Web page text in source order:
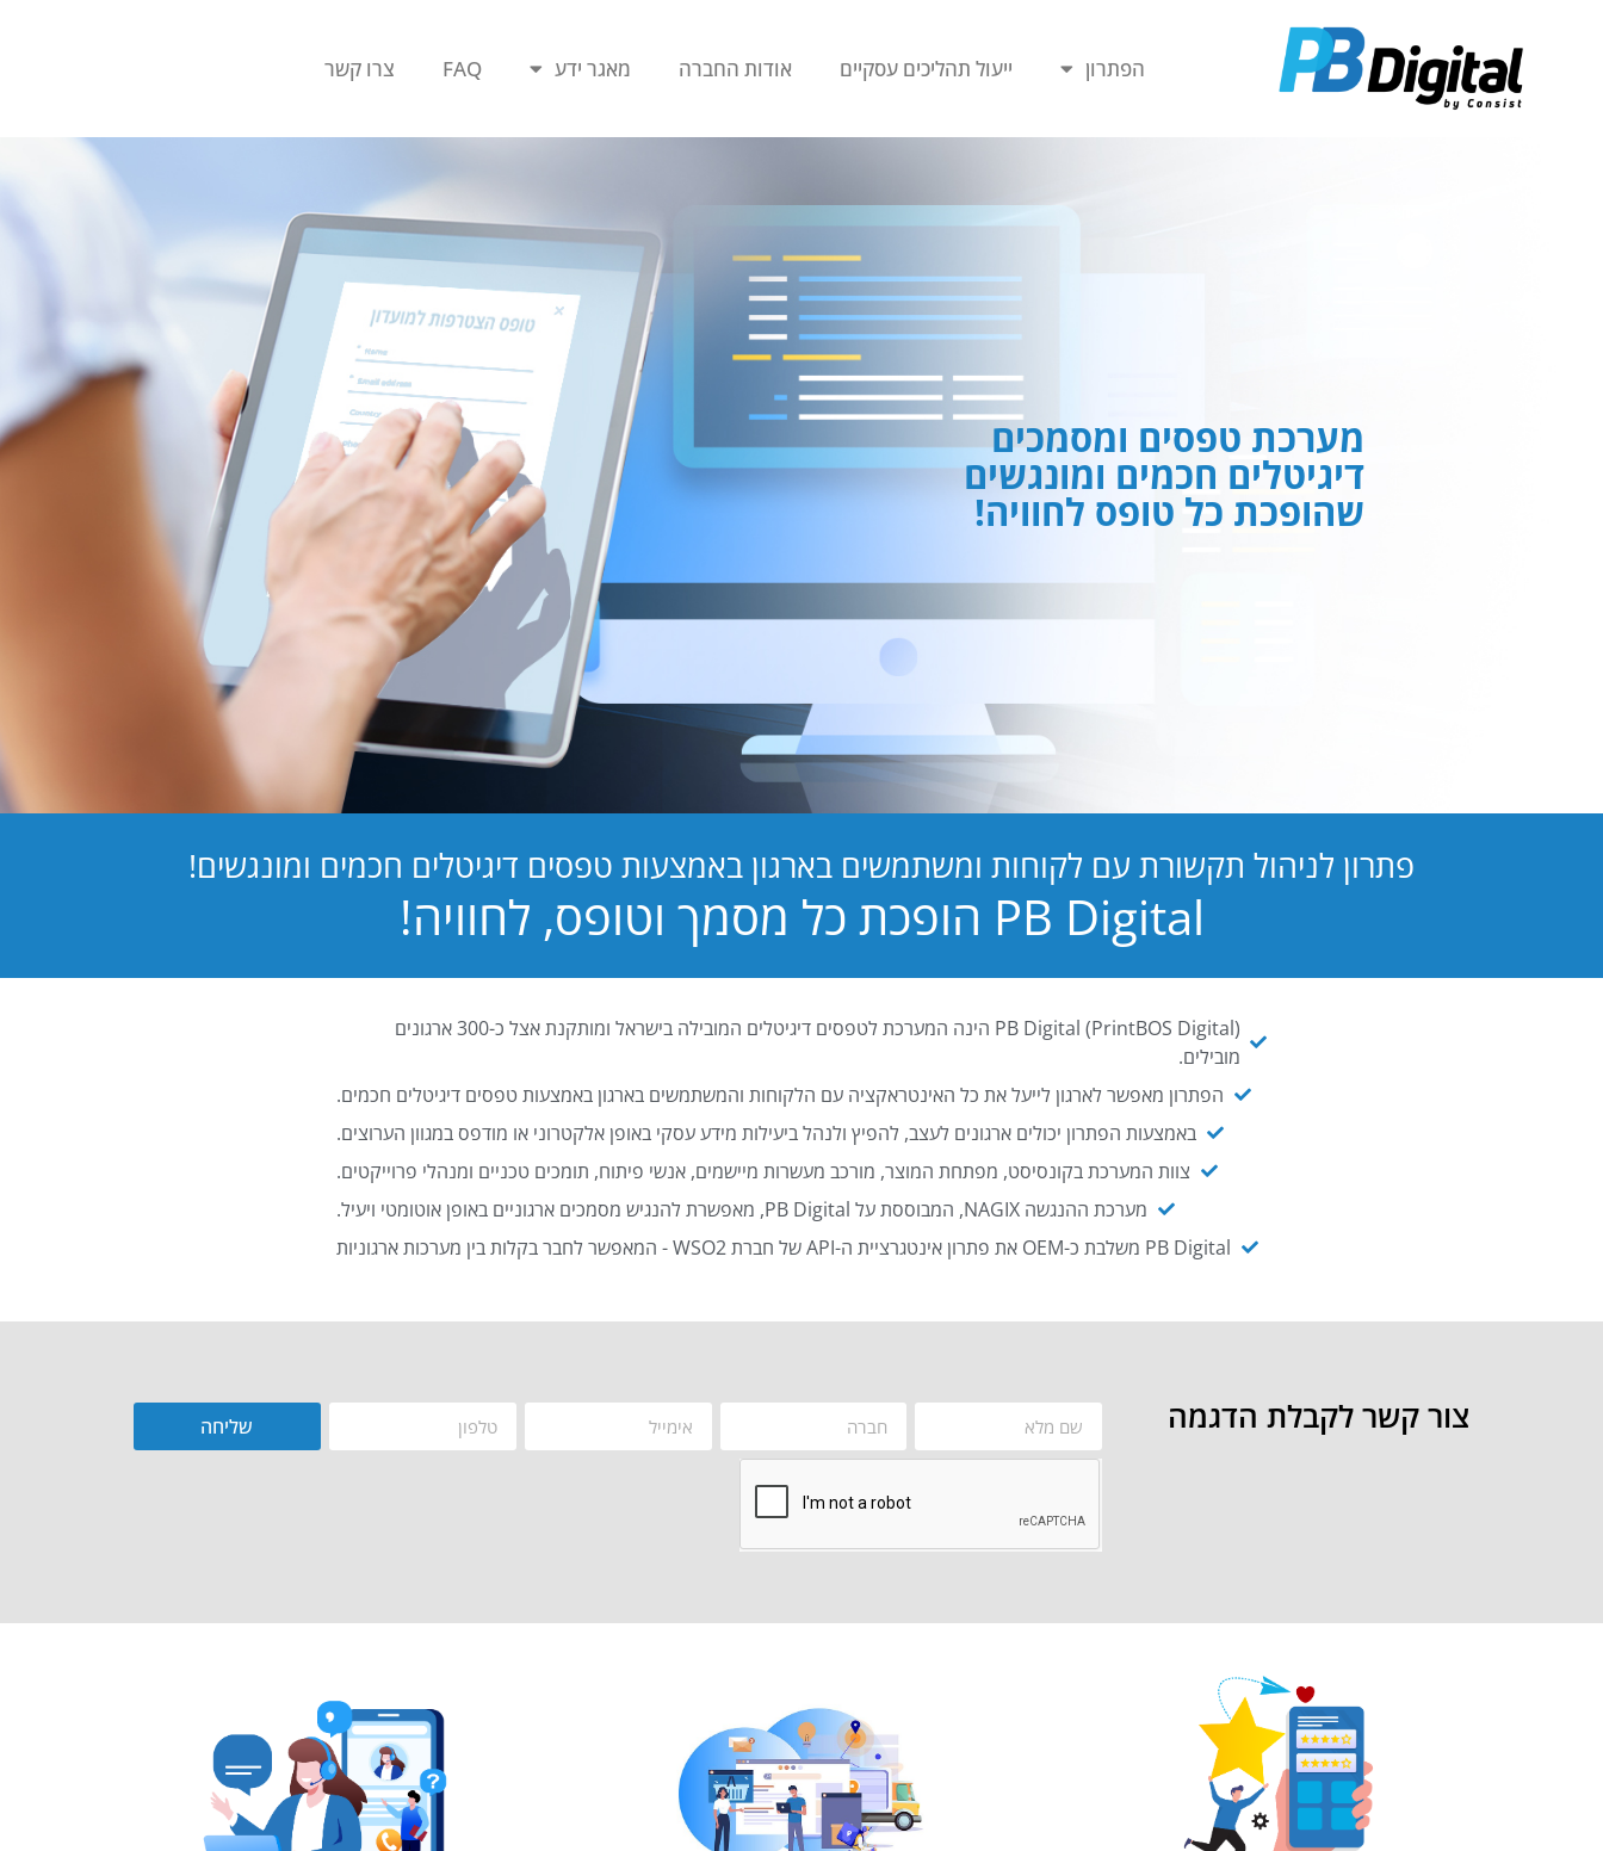
הפתרון ייעול תהליכים עסקיים אודות החברה מאגר ידע FAQ צרו קשר
מערכת טפסים ומסמכים
דיגיטלים חכמים ומונגשים
שהופכת כל טופס לחוויה!
פתרון לניהול תקשורת עם לקוחות ומשתמשים בארגון באמצעות טפסים דיגיטלים חכמים ומונגשים!
PB Digital הופכת כל מסמך וטופס, לחוויה!
PB Digital (PrintBOS Digital) הינה המערכת לטפסים דיגיטלים המובילה בישראל ומותקנת אצל כ-300 ארגונים
מובילים.
הפתרון מאפשר לארגון לייעל את כל האינטראקציה עם הלקוחות והמשתמשים בארגון באמצעות טפסים דיגיטלים חכמים.
באמצעות הפתרון יכולים ארגונים לעצב, להפיץ ולנהל ביעילות מידע עסקי באופן אלקטרוני או מודפס במגוון הערוצים.
צוות המערכת בקונסיסט, מפתחת המוצר, מורכב מעשרות מיישמים, אנשי פיתוח, תומכים טכניים ומנהלי פרוייקטים.
מערכת ההנגשה NAGIX, המבוססת על PB Digital, מאפשרת להנגיש מסמכים ארגוניים באופן אוטומטי ויעיל.
PB Digital משלבת כ-OEM את פתרון אינטגרציית ה-API של חברת WSO2 - המאפשר לחבר בקלות בין מערכות ארגוניות
צור קשר לקבלת הדגמה שליחה